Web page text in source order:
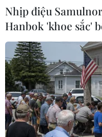
HLV Troussier
về khả năng từ
trận thua thảm
Nam
Tại buổi họp báo
khả năng từ chức,
chối trả lời khi cho
trọng."
Nhịp điệu
Hanbok 'khoe sắc'